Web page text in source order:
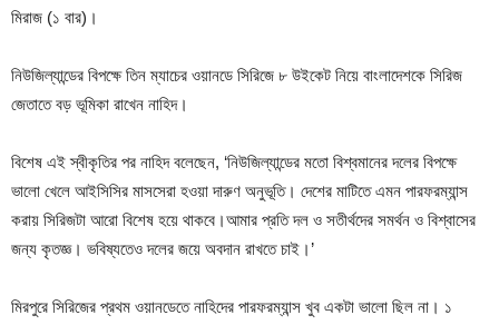
মিরাজ (১ বার)।
নিউজিল্যান্ডের বিপক্ষে তিন ম্যাচের ওয়ানডে সিরিজে ৮ উইকেট নিয়ে বাংলাদেশকে সিরিজ
জেতাতে বড় ভূমিকা রাখেন নাহিদ।
বিশেষ এই স্বীকৃতির পর নাহিদ বলেছেন, ‘নিউজিল্যান্ডের মতো বিশ্বমানের দলের বিপক্ষে
ভালো খেলে আইসিসির মাসসেরা হওয়া দারুণ অনুভূতি। দেশের মাটিতে এমন পারফরম্যান্স
করায় সিরিজটা আরো বিশেষ হয়ে থাকবে।আমার প্রতি দল ও সতীর্থদের সমর্থন ও বিশ্বাসের
জন্য কৃতজ্ঞ। ভবিষ্যতেও দলের জয়ে অবদান রাখতে চাই।’
মিরপুরে সিরিজের প্রথম ওয়ানডেতে নাহিদের পারফরম্যান্স খুব একটা ভালো ছিল না। ১